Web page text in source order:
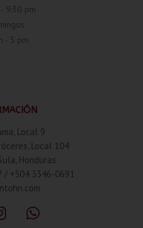
9:30 pm
- 5 pm
Local 9
Local 104
Honduras
/ +504 3346-0691